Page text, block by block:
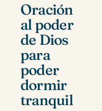
Oración
al poder
de Dios
para
poder
dormir
tranquil